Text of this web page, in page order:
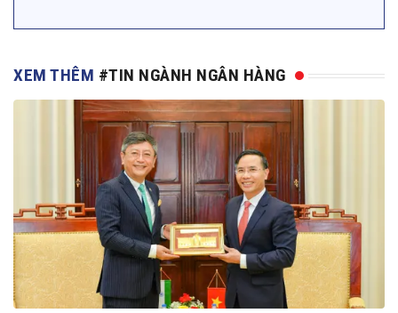
XEM THÊM #TIN NGÀNH NGÂN HÀNG